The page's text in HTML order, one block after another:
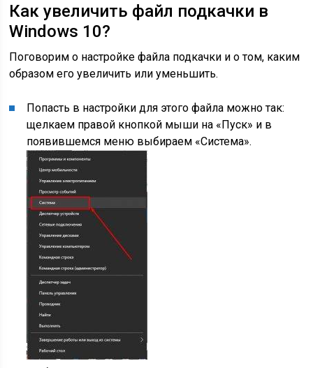
Как увеличить файл подкачки в
Windows 10?
Поговорим о настройке файла подкачки и о том, каким
образом его увеличить или уменьшить.
Попасть в настройки для этого файла можно так:
щелкаем правой кнопкой мыши на «Пуск» и в
появившемся меню выбираем «Система».